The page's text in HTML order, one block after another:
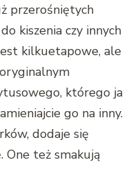
przerośniętych
kiszenia czy innych
kilkuetapowe, ale
którego ja
go na inny.
dodaje się
One też smakują